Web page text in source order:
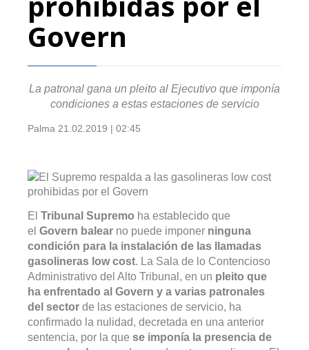
Govern
La patronal gana un pleito al Ejecutivo que imponía
condiciones a estas estaciones de servicio
Palma 21.02.2019 | 02:45
El Tribunal Supremo ha establecido que
el Govern balear no puede imponer ninguna
condición para la instalación de las llamadas
gasolineras low cost. La Sala de lo Contencioso
Administrativo del Alto Tribunal, en un pleito que
ha enfrentado al Govern y a varias patronales
del sector de las estaciones de servicio, ha
confirmado la nulidad, decretada en una anterior
sentencia, por la que se imponía la presencia de